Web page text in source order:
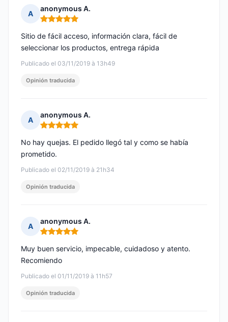
A
anonymous A.
Nota: 5 de 5
Publicado el 03/11/2019 à 13h49
Sitio de fácil acceso, información clara, fácil de
seleccionar los productos, entrega rápida
Opinión traducida
A
anonymous A.
Nota: 5 de 5
Publicado el 02/11/2019 à 21h34
No hay quejas. El pedido llegó tal y como se había
prometido.
Opinión traducida
A
anonymous A.
Nota: 5 de 5
Publicado el 01/11/2019 à 11h57
Muy buen servicio, impecable, cuidadoso y atento.
Recomiendo
Opinión traducida